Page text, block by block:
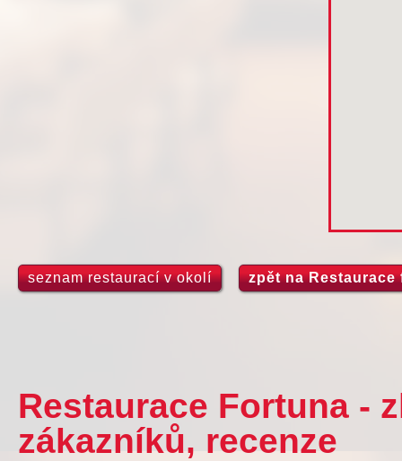
seznam restaurací v okolí zpět na Restaurace
Restaurace Fortuna -
zákazníků, recenze